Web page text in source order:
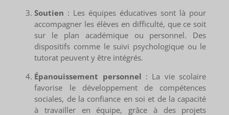
Soutien : Les équipes éducatives sont là pour
accompagner les élèves en difficulté, que ce soit
sur le plan académique ou personnel. Des
dispositifs comme le suivi psychologique ou le
tutorat peuvent y être intégrés.
Épanouissement personnel : La vie scolaire
favorise le développement de compétences
sociales, de la confiance en soi et de la capacité
à travailler en équipe, grâce à des projets